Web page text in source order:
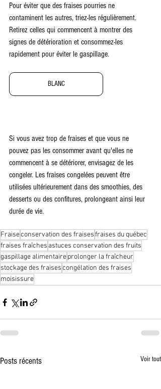
Pour éviter que des fraises pourries ne
contaminent les autres, triez-les régulièrement.
Retirez celles qui commencent à montrer des
signes de détérioration et consommez-les
rapidement pour éviter le gaspillage.
BLANC
Si vous avez trop de fraises et que vous ne
pouvez pas les consommer avant qu'elles ne
commencent à se détériorer, envisagez de les
congeler. Les fraises congelées peuvent être
utilisées ultérieurement dans des smoothies, des
desserts ou des confitures, prolongeant ainsi leur
durée de vie.
Fraiseconservation des fraisesfraises du québec
fraises fraîches astuces conservation des fruits
gaspillage alimentaireprolonger la fraîcheur
stockage des fraisescongélation des fraises
moisissure
Posts récents Voir tout